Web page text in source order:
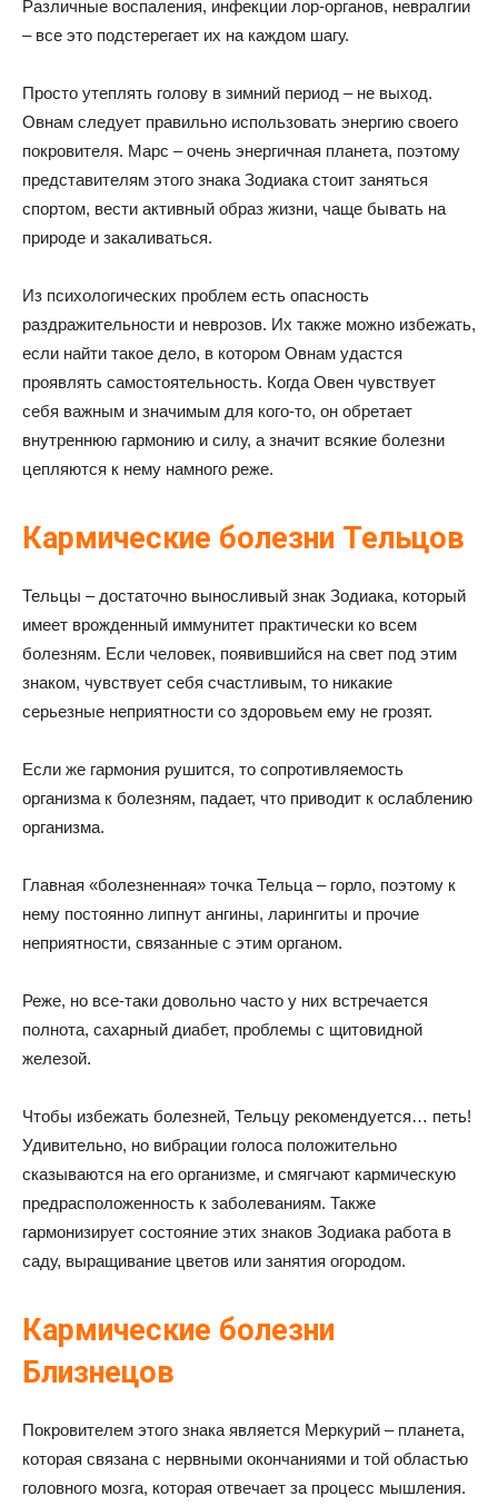
Различные воспаления, инфекции лор-органов, невралгии
– все это подстерегает их на каждом шагу.
Просто утеплять голову в зимний период – не выход.
Овнам следует правильно использовать энергию своего
покровителя. Марс – очень энергичная планета, поэтому
представителям этого знака Зодиака стоит заняться
спортом, вести активный образ жизни, чаще бывать на
природе и закаливаться.
Из психологических проблем есть опасность
раздражительности и неврозов. Их также можно избежать,
если найти такое дело, в котором Овнам удастся
проявлять самостоятельность. Когда Овен чувствует
себя важным и значимым для кого-то, он обретает
внутреннюю гармонию и силу, а значит всякие болезни
цепляются к нему намного реже.
Кармические болезни Тельцов
Тельцы – достаточно выносливый знак Зодиака, который
имеет врожденный иммунитет практически ко всем
болезням. Если человек, появившийся на свет под этим
знаком, чувствует себя счастливым, то никакие
серьезные неприятности со здоровьем ему не грозят.
Если же гармония рушится, то сопротивляемость
организма к болезням, падает, что приводит к ослаблению
организма.
Главная «болезненная» точка Тельца – горло, поэтому к
нему постоянно липнут ангины, ларингиты и прочие
неприятности, связанные с этим органом.
Реже, но все-таки довольно часто у них встречается
полнота, сахарный диабет, проблемы с щитовидной
железой.
Чтобы избежать болезней, Тельцу рекомендуется… петь!
Удивительно, но вибрации голоса положительно
сказываются на его организме, и смягчают кармическую
предрасположенность к заболеваниям. Также
гармонизирует состояние этих знаков Зодиака работа в
саду, выращивание цветов или занятия огородом.
Кармические болезни
Близнецов
Покровителем этого знака является Меркурий – планета,
которая связана с нервными окончаниями и той областью
головного мозга, которая отвечает за процесс мышления.